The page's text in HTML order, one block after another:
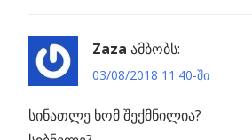
Zaza ამბობს:
03/08/2018 11:40-ში
სინათლე ხომ შექმნილია?